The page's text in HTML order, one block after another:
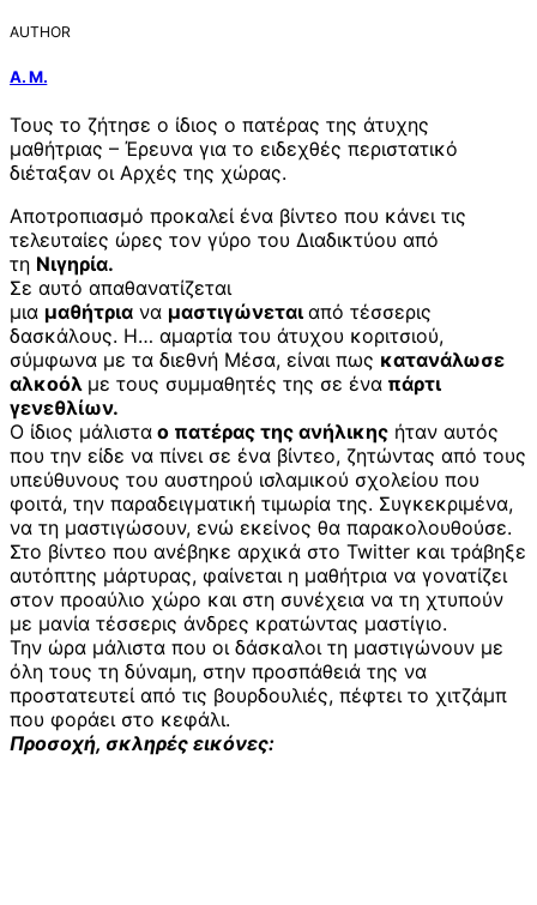
AUTHOR
Α. Μ.
Τους το ζήτησε ο ίδιος ο πατέρας της άτυχης
μαθήτριας – Έρευνα για το ειδεχθές περιστατικό
διέταξαν οι Αρχές της χώρας.
Αποτροπιασμό προκαλεί ένα βίντεο που κάνει τις
τελευταίες ώρες τον γύρο του Διαδικτύου από
τη Νιγηρία.
Σε αυτό απαθανατίζεται
μια μαθήτρια να μαστιγώνεται από τέσσερις
δασκάλους. Η… αμαρτία του άτυχου κοριτσιού,
σύμφωνα με τα διεθνή Μέσα, είναι πως κατανάλωσε
αλκοόλ με τους συμμαθητές της σε ένα πάρτι
γενεθλίων.
Ο ίδιος μάλιστα ο πατέρας της ανήλικης ήταν αυτός
που την είδε να πίνει σε ένα βίντεο, ζητώντας από τους
υπεύθυνους του αυστηρού ισλαμικού σχολείου που
φοιτά, την παραδειγματική τιμωρία της. Συγκεκριμένα,
να τη μαστιγώσουν, ενώ εκείνος θα παρακολουθούσε.
Στο βίντεο που ανέβηκε αρχικά στο Twitter και τράβηξε
αυτόπτης μάρτυρας, φαίνεται η μαθήτρια να γονατίζει
στον προαύλιο χώρο και στη συνέχεια να τη χτυπούν
με μανία τέσσερις άνδρες κρατώντας μαστίγιο.
Την ώρα μάλιστα που οι δάσκαλοι τη μαστιγώνουν με
όλη τους τη δύναμη, στην προσπάθειά της να
προστατευτεί από τις βουρδουλιές, πέφτει το χιτζάμπ
που φοράει στο κεφάλι.
Προσοχή, σκληρές εικόνες: